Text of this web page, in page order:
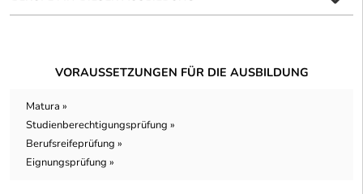
VORAUSSETZUNGEN FÜR DIE AUSBILDUNG
Matura »
Studienberechtigungsprüfung »
Berufsreifeprüfung »
Eignungsprüfung »